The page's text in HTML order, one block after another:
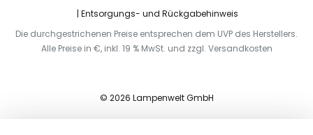
Entsorgungs- und Rückgabehinweis
Die durchgestrichenen Preise entsprechen dem UVP des Herstellers.
Alle Preise in €, inkl. 19 % MwSt. und zzgl. Versandkosten
© 2026 Lampenwelt GmbH